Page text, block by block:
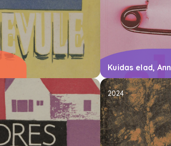
Kuidas elad,
2024